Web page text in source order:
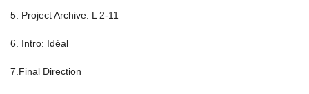
5. Project Archive: L 2-11
6. Intro: Idéal
7.Final Direction